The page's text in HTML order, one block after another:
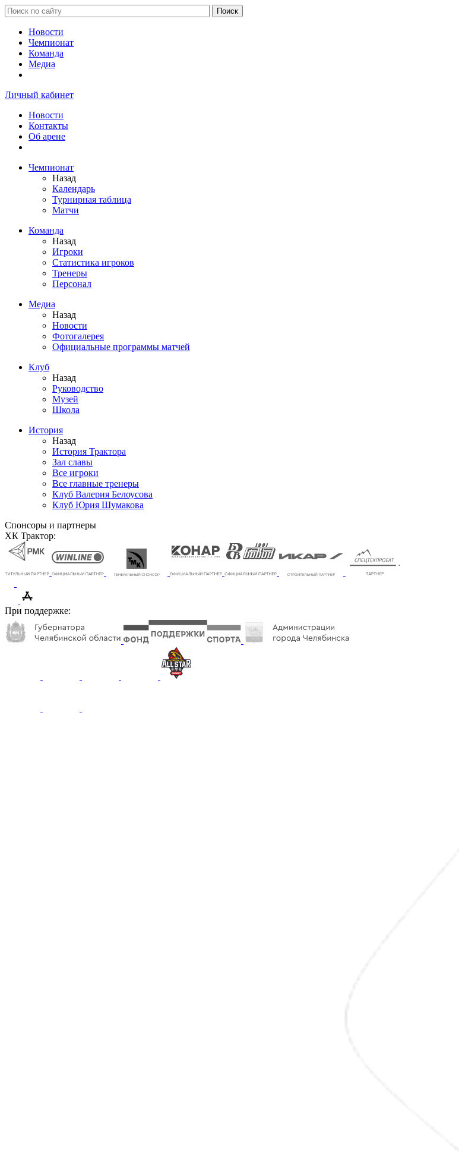
Новости
Чемпионат
Команда
Медиа
Личный кабинет
Новости
Контакты
Об арене
Чемпионат
Назад
Календарь
Турнирная таблица
Матчи
Команда
Назад
Игроки
Статистика игроков
Тренеры
Персонал
Медиа
Назад
Новости
Фотогалерея
Официальные программы матчей
Клуб
Назад
Руководство
Музей
Школа
История
Назад
История Трактора
Зал славы
Все игроки
Все главные тренеры
Клуб Валерия Белоусова
Клуб Юрия Шумакова
Спонсоры и партнеры
ХК Трактор:
При поддержке: